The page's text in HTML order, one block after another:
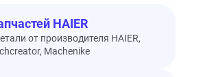
HAIER
от производителя HAIER,
Machenike